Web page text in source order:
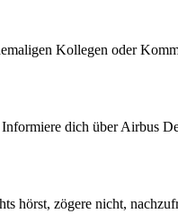
Kollegen oder
dich über Airbus
hörst, zögere nicht,